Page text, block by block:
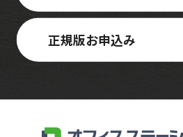
正規版お申込み